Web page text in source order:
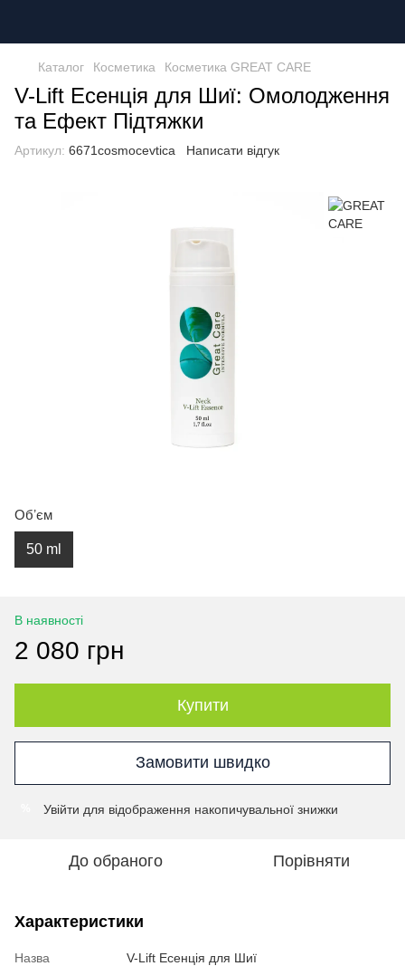
Каталог Косметика Косметика GREAT CARE
V-Lift Есенція для Шиї: Омолодження
та Ефект Підтяжки
Артикул: 6671cosmocevtica Написати відгук
Обʼєм
50 ml
В наявності
2 080 грн
Купити
Замовити швидко
Увійти для відображення накопичувальної знижки
До обраного Порівняти
Характеристики
Назва
V-Lift Есенція для Шиї